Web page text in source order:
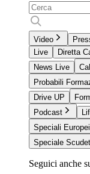
Video
Live
Diretta
News Live
Probabili
Drive UP
Podcast
Speciali Europei
Speciale
Seguici anche